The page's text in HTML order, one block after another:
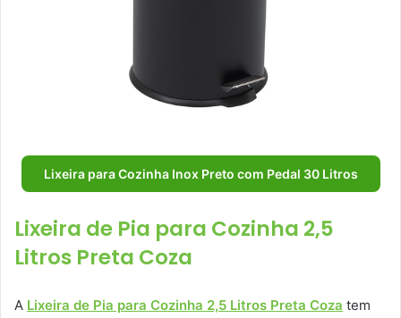
Lixeira para Cozinha Inox Preto com Pedal 30 Litros
Lixeira de Pia para Cozinha 2,5
Litros Preta Coza
A Lixeira de Pia para Cozinha 2,5 Litros Preta Coza tem